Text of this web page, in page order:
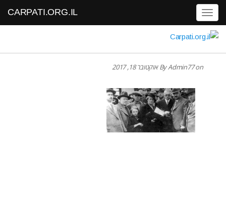
Toggle navigation
CARPATI.ORG.IL
ByAdmin77on אוקטובר 18, 2017